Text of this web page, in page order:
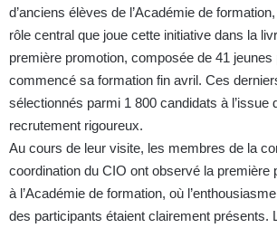
d’anciens élèves de l’Académie de
rôle central que joue cette initiative dans la
première promotion, composée de 41
commencé sa formation fin avril. Ces
sélectionnés parmi 1 800 candidats à l’issue
recrutement rigoureux.
Au cours de leur visite, les membres de la
coordination du CIO ont observé la première
à l’Académie de formation, où
des participants étaient clairement présents.